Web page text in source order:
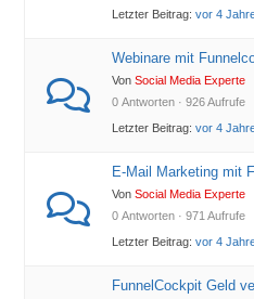
Letzter Beitrag:vor 4
Webinare mit
VonSocial Media Experte
0 Antworten · 926 Aufrufe
Letzter Beitrag:vor 4
E-Mail Marketing mit
VonSocial Media Experte
0 Antworten · 971 Aufrufe
Letzter Beitrag:vor 4
FunnelCockpit Geld